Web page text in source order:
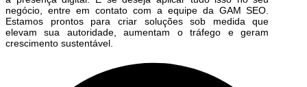
negócio, entre em contato com a equipe da GAM SEO.
Estamos prontos para criar soluções sob medida que
elevam sua autoridade, aumentam o tráfego e geram
crescimento sustentável.